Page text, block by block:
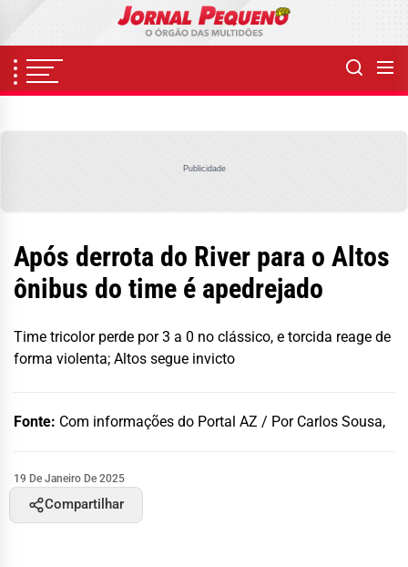
content
Publicidade
Após derrota do River para o Altos
ônibus do time é apedrejado
Time tricolor perde por 3 a 0 no clássico, e torcida reage de
forma violenta; Altos segue invicto
Fonte: Com informações do Portal AZ / Por Carlos Sousa,
19 De Janeiro De 2025
Compartilhar